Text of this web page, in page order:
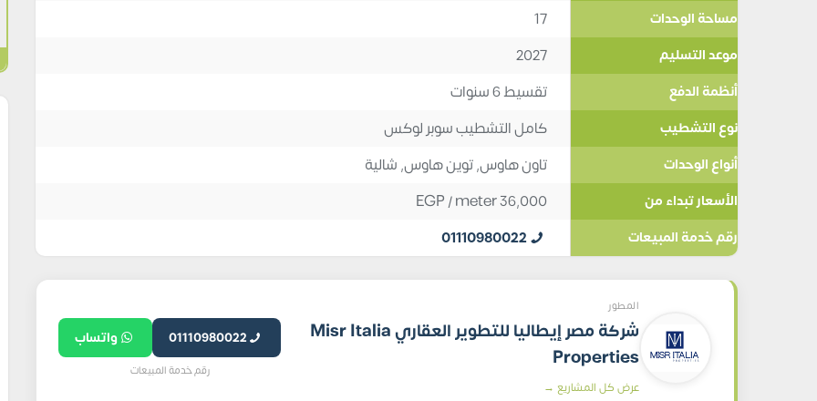
مساحة الوحدات 17
موعد التسليم 2027
أنظمة الدفع تقسيط 6 سنوات
نوع التشطيب كامل التشطيب سوبر لوكس
أنواع الوحدات تاون هاوس,توين هاوس,شالية
الأسعار تبداء من 36,000
EGP/ meter
رقم خدمة المبيعات 01110980022
المطور
شركة مصر إيطاليا للتطوير العقاري Misr Italia
Properties
عرض كل المشاريع →
01110980022 واتساب
رقم خدمة المبيعات